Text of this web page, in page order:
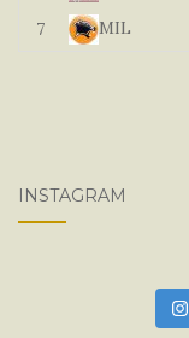
7
MIL
INSTAGRAM